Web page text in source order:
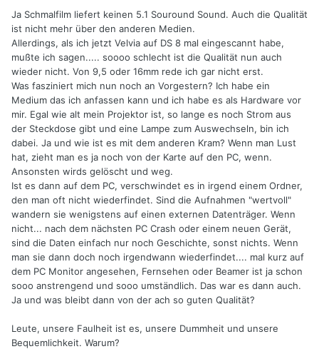
Ja Schmalfilm liefert keinen 5.1 Souround Sound. Auch die Qualität
ist nicht mehr über den anderen Medien.
Allerdings, als ich jetzt Velvia auf DS 8 mal eingescannt habe,
mußte ich sagen..... soooo schlecht ist die Qualität nun auch
wieder nicht. Von 9,5 oder 16mm rede ich gar nicht erst.
Was fasziniert mich nun noch an Vorgestern? Ich habe ein
Medium das ich anfassen kann und ich habe es als Hardware vor
mir. Egal wie alt mein Projektor ist, so lange es noch Strom aus
der Steckdose gibt und eine Lampe zum Auswechseln, bin ich
dabei. Ja und wie ist es mit dem anderen Kram? Wenn man Lust
hat, zieht man es ja noch von der Karte auf den PC, wenn.
Ansonsten wirds gelöscht und weg.
Ist es dann auf dem PC, verschwindet es in irgend einem Ordner,
den man oft nicht wiederfindet. Sind die Aufnahmen "wertvoll"
wandern sie wenigstens auf einen externen Datenträger. Wenn
nicht... nach dem nächsten PC Crash oder einem neuen Gerät,
sind die Daten einfach nur noch Geschichte, sonst nichts. Wenn
man sie dann doch noch irgendwann wiederfindet.... mal kurz auf
dem PC Monitor angesehen, Fernsehen oder Beamer ist ja schon
sooo anstrengend und sooo umständlich. Das war es dann auch.
Ja und was bleibt dann von der ach so guten Qualität?
Leute, unsere Faulheit ist es, unsere Dummheit und unsere
Bequemlichkeit. Warum?